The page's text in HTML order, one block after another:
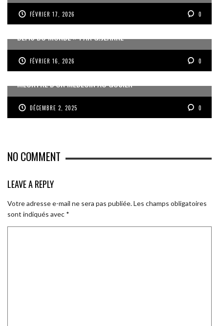
FÉVRIER 17, 2026 0
« UN GOSIER FIER, FORT ET RESPONSABLE FACE AUX
DÉFIS DU MONDE » PAR G.JEANNE
FÉVRIER 16, 2026 0
MEURTRE D’UN MÉDECIN AU GOSIER
DÉCEMBRE 2, 2025 0
NO COMMENT
LEAVE A REPLY
Votre adresse e-mail ne sera pas publiée.Les champs obligatoires
sont indiqués avec *